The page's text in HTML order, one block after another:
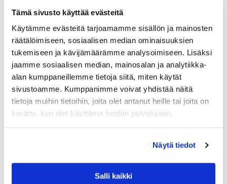
Tämä sivusto käyttää evästeitä
Käytämme evästeitä tarjoamamme sisällön ja mainosten
räätälöimiseen, sosiaalisen median ominaisuuksien
tukemiseen ja kävijämäärämme analysoimiseen. Lisäksi
jaamme sosiaalisen median, mainosalan ja analytiikka-
alan kumppaneillemme tietoja siitä, miten käytät
sivustoamme. Kumppanimme voivat yhdistää näitä
tietoja muihin tietoihin, joita olet antanut heille tai joita on
kerätty, kun olet käyttänyt heidän palvelujaan.
Näytä tiedot
Salli kaikki
Gantin Lea Linen -tyynynpäällisessä toinen puoli on
kermanvalkoinen ja toinen kahvinruskea. Yhdellä tyynyllä
saat uutta ilmettä sisustukseen ja kahdella tyynyllä luot jo
vaihdeltavan kokonaisuuden. Vetoketju…
79.90€